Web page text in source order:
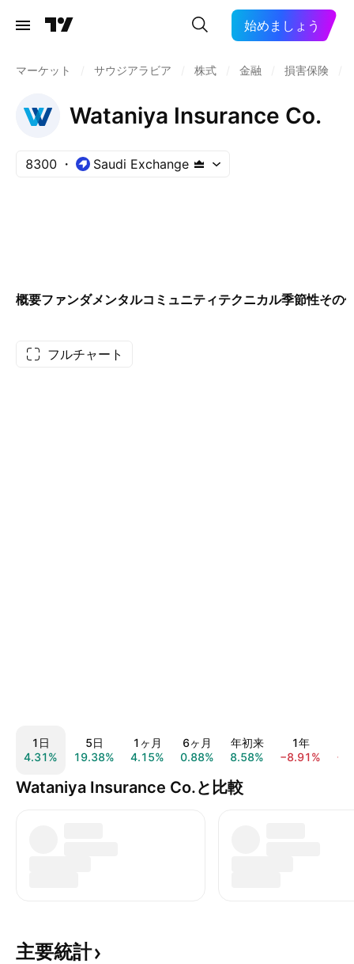
始めましょう
マーケット サウジアラビア 株式 金融 損害保険
Wataniya Insurance Co.
8300 Saudi Exchange
概要ファンダメンタルコミュニティテクニカル季節性その
フルチャート
1日
4.31%
5日
19.38%
1ヶ月
4.15%
6ヶ月
0.88%
年初来
8.58%
1年
−8.91%
Wataniya Insurance Co.と比較
主要統計